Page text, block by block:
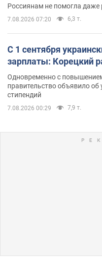
Россиянам не помогла
7.08.2026 07:20 6,3 т.
С 1 сентября
зарплаты: Корецкий
Одновременно с
правительство объявило об
стипендий
7.08.2026 00:29 7,9 т.